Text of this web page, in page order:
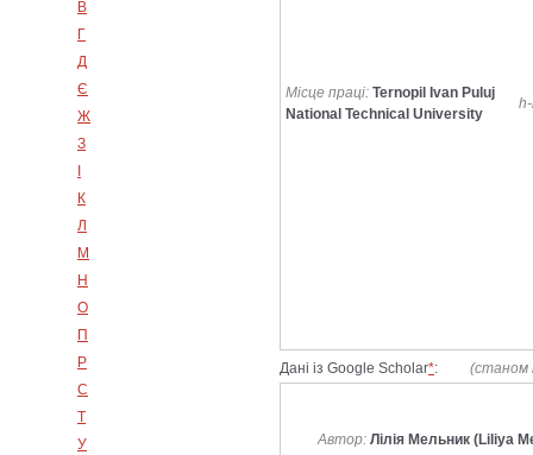
В
Г
Д
Є
Ж
З
К
Л
М
Н
О
П
Р
С
Т
У
Місце праці: Ternopil Ivan Puluj
National Technical University
h-
Дані із Google Scholar*: (станом
Автор: Лілія Мельник (Liliya